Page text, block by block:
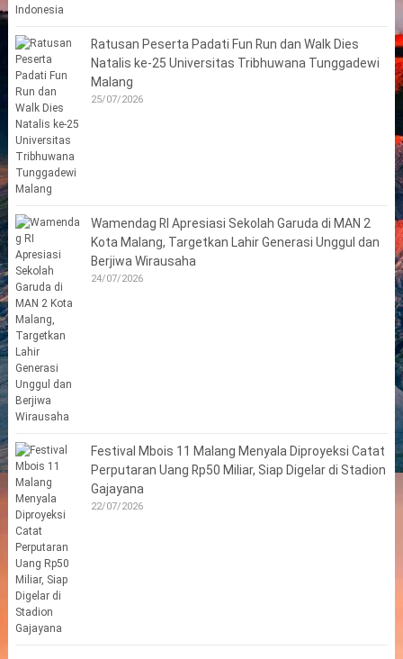
Ratusan Peserta Padati Fun Run dan Walk Dies
Natalis ke-25 Universitas Tribhuwana Tunggadewi
Malang
25/07/2026
Wamendag RI Apresiasi Sekolah Garuda di MAN 2
Kota Malang, Targetkan Lahir Generasi Unggul dan
Berjiwa Wirausaha
24/07/2026
Festival Mbois 11 Malang Menyala Diproyeksi Catat
Perputaran Uang Rp50 Miliar, Siap Digelar di Stadion
Gajayana
22/07/2026